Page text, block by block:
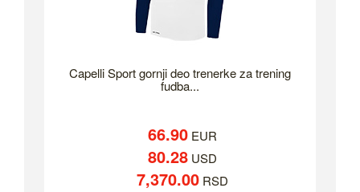
Capelli Sport gornji deo trenerke za trening
fudba...
66.90EUR
80.28USD
7,370.00RSD